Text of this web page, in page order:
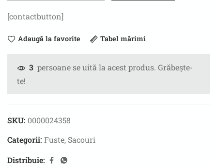
[contactbutton]
Adaugă la favorite Tabel mărimi
3 persoane se uită la acest produs. Grăbește-
te!
SKU: 0000024358
Categorii: Fuste, Sacouri
Distribuie: